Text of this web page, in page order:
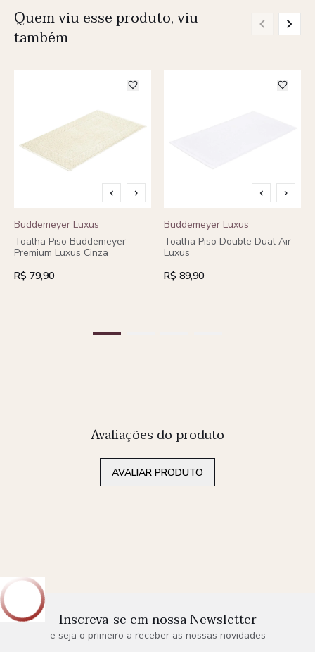
Quem viu esse produto, viu
também
Buddemeyer Luxus
Toalha Piso Buddemeyer
Premium Luxus Cinza
R$ 79,90
Buddemeyer Luxus
Toalha Piso Double Dual Air
Luxus
R$ 89,90
Avaliações do produto
AVALIAR PRODUTO
Inscreva-se em nossa Newsletter
e seja o primeiro a receber as nossas novidades